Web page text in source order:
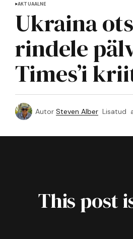
AKTUAALNE
Ukraina
rindele
Times’i
Autor Steven Alber Lisatud
This post